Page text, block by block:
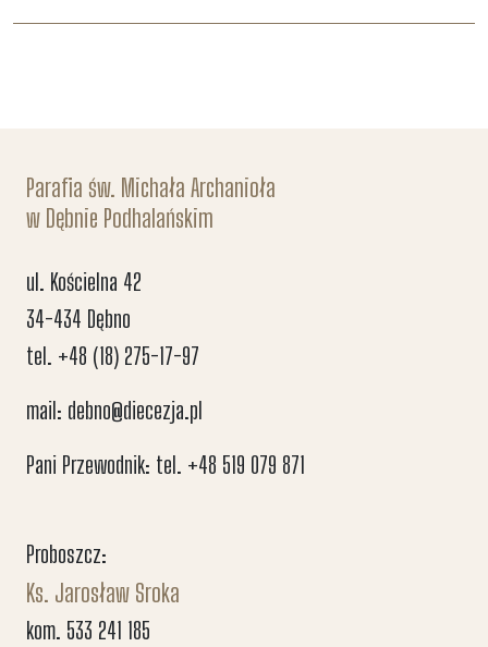
Parafia św. Michała Archanioła
w Dębnie Podhalańskim
ul. Kościelna 42
34-434 Dębno
tel. +48 (18) 275-17-97
mail: debno@diecezja.pl
Pani Przewodnik: tel. +48 519 079 871
Proboszcz:
Ks. Jarosław Sroka
kom. 533 241 185